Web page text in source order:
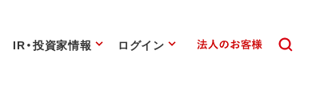
IR・投資家情報 ログイン